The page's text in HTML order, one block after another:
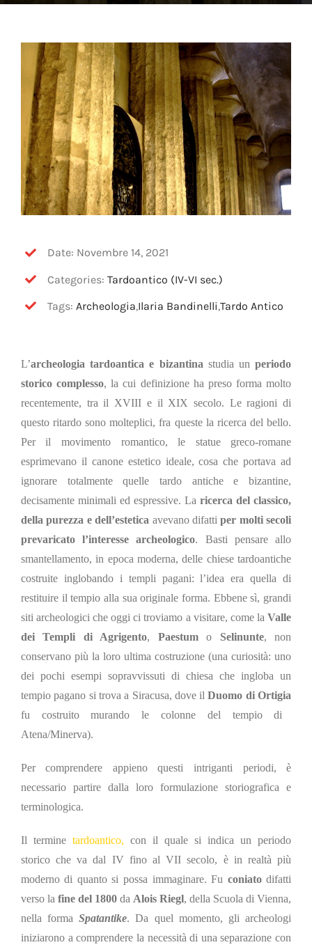
CONTATTI
Cerca
per:
Date: Novembre 14, 2021
Categories:Tardoantico (IV-VI sec.)
Tags:Archeologia,Ilaria Bandinelli,Tardo Antico
L’archeologia tardoantica e bizantinastudia unperiodo
storico complesso, la cui definizione ha preso forma molto
recentemente, tra il XVIII e il XIX secolo. Le ragioni di
questo ritardo sono molteplici, fra queste la ricerca del bello.
Per il movimento
romantico, le statue greco-romane
esprimevano il canone estetico ideale, cosa che portava ad
ignorare totalmente quelle tardo antiche e bizantine,
decisamente minimali ed espressive. Laricerca del classico,
della purezza e dell’estetica avevano difattiper molti secoli
prevaricato l’interesse archeologico. Basti pensare allo
smantellamento, in epoca moderna, delle chiese tardoantiche
costruite inglobando i templi pagani:l’idea era quella di
restituire il tempio alla sua originale forma. Ebbene sì, grandi
siti archeologici che oggi ci troviamo a visitare, come laValle
dei Templi di Agrigento, Paestumo Selinunte, non
conservano più la loro ultima costruzione (una curiosità: uno
dei pochi esempi sopravvissuti di chiesa che ingloba un
tempio pagano si trova a Siracusa, dove il Duomo di Ortigia
fu costruito murando le colonne del tempio di
Atena/Minerva).
Per comprendere appieno questi intriganti periodi, è
necessario partire dalla loro formulazione storiografica e
terminologica.
Il termine tardoantico, con il quale si indica un periodo
storico che va dal IV fino al VII secolo, è in realtà più
moderno di quanto si possa immaginare. Fu coniatodifatti
verso la fine del 1800 daAlois Riegl, della Scuola di Vienna,
nella formaSpatantike. Da quel momento, gli archeologi
iniziarono a comprendere la necessità di una separazione con